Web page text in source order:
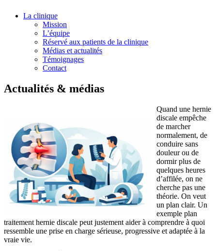
La clinique
Mission
L’équipe
Réservé aux patients de la clinique
Médias et actualités
Témoignages
Contact
Actualités & médias
Quand une hernie
discale empêche
de marcher
normalement, de
conduire sans
douleur ou de
dormir plus de
quelques heures
d’affilée, on ne
cherche pas une
théorie. On veut
un plan clair. Un
exemple plan
traitement hernie discale peut justement aider à comprendre à quoi
ressemble une prise en charge sérieuse, progressive et adaptée à la
vraie vie.